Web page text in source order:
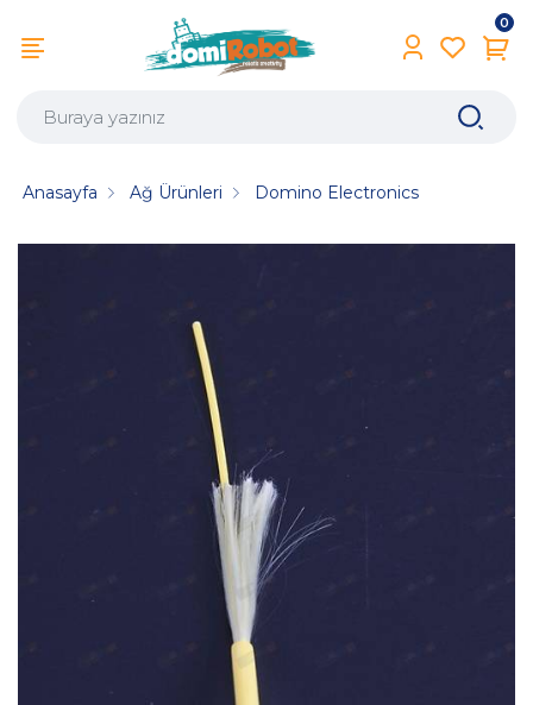
0
Anasayfa Ağ Ürünleri Domino Electronics